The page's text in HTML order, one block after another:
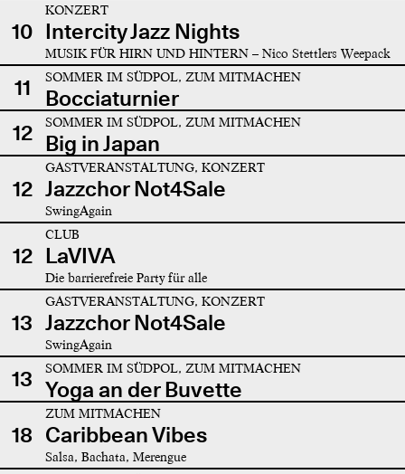
10
KONZERT
Intercity Jazz Nights
MUSIK FÜR HIRN UND HINTERN – Nico Stettlers Weepack
11 SOMMER IM SÜDPOL, ZUM MITMACHEN
Bocciaturnier
12
SOMMER IM SÜDPOL, ZUM MITMACHEN
Big in Japan
12
GASTVERANSTALTUNG, KONZERT
Jazzchor Not4Sale
SwingAgain
12
CLUB
LaVIVA
Die barrierefreie Party für alle
13
GASTVERANSTALTUNG, KONZERT
Jazzchor Not4Sale
SwingAgain
13 SOMMER IM SÜDPOL, ZUM MITMACHEN
Yoga an der Buvette
18
ZUM MITMACHEN
Caribbean Vibes
Salsa, Bachata, Merengue